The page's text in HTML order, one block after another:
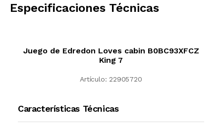
Especificaciones Técnicas
Juego de Edredon Loves cabin B0BC93XFCZ
King 7
Artículo: 22905720
Características Técnicas